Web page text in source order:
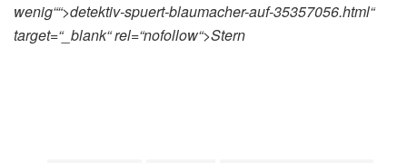
wenig““>detektiv-spuert-blaumacher-auf-35357056.html“
target=“_blank“ rel=“nofollow“>Stern